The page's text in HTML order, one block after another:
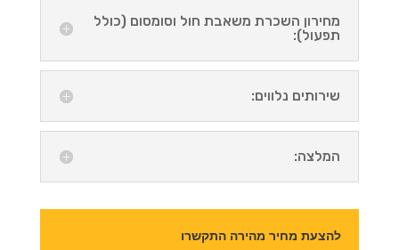
מחירון השכרת משאבת חול וסומסום (כולל
תפעול):
שירותים נלווים:
המלצה:
להצעת מחיר מהירה התקשרו